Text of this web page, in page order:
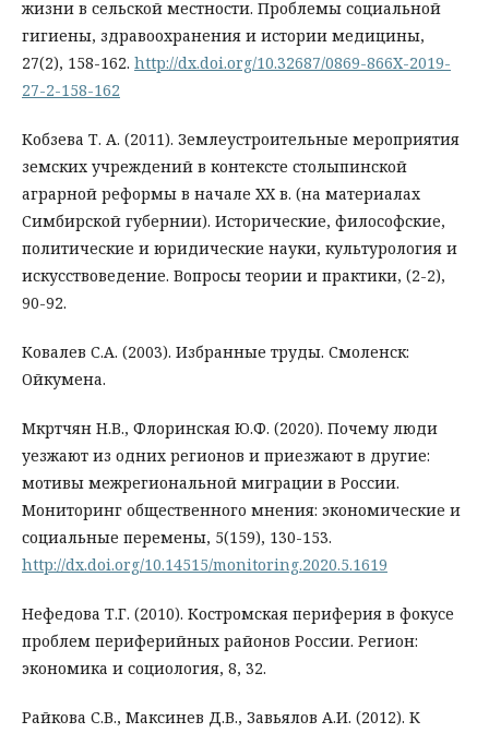
жизни в сельской местности. Проблемы социальной
гигиены, здравоохранения и истории медицины,
27(2), 158-162. http://dx.doi.org/10.32687/0869-866X-2019-
27-2-158-162
Кобзева Т. А. (2011). Землеустроительные мероприятия
земских учреждений в контексте столыпинской
аграрной реформы в начале XX в. (на материалах
Симбирской губернии). Исторические, философские,
политические и юридические науки, культурология и
искусствоведение. Вопросы теории и практики, (2-2),
90-92.
Ковалев С.А. (2003). Избранные труды. Смоленск:
Ойкумена.
Мкртчян Н.В., Флоринская Ю.Ф. (2020). Почему люди
уезжают из одних регионов и приезжают в другие:
мотивы межрегиональной миграции в России.
Мониторинг общественного мнения: экономические и
социальные перемены, 5(159), 130-153.
http://dx.doi.org/10.14515/monitoring.2020.5.1619
Нефедова Т.Г. (2010). Костромская периферия в фокусе
проблем периферийных районов России. Регион:
экономика и социология, 8, 32.
Райкова С.В., Максинев Д.В., Завьялов А.И. (2012). К